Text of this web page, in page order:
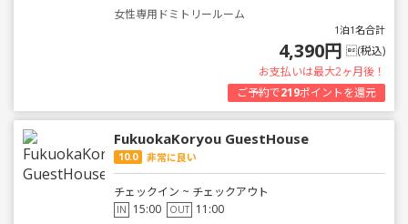
女性専用ドミトリールーム
1泊1名合計
4,390円 (税込)
お支払いは最大2ヶ月後！
ご予約で219ポイントを還元
FukuokaKoryou GuestHouse
10.0 非常に良い
チェックイン ~ チェックアウト
IN 15:00 OUT 11:00